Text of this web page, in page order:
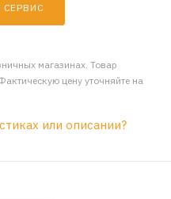
СЕРВИС
магазинах. Товар
цену уточняйте на
или описании?